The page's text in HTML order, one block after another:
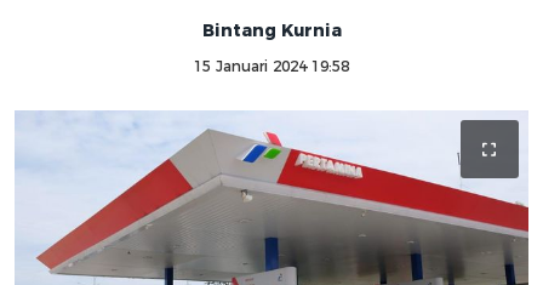
Bintang Kurnia
15 Januari 2024 19:58